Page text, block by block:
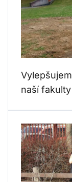
naší fakulty